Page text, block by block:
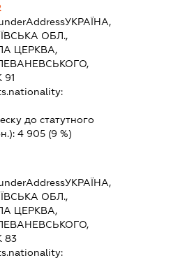
УКРАЇНА,
ОБЛ.,
ЦЕРКВА,
до статутного
4 905(9 %)
УКРАЇНА,
ОБЛ.,
ЦЕРКВА,
83